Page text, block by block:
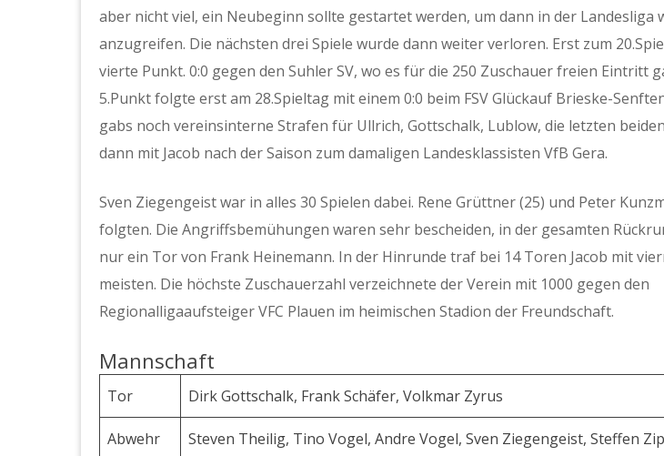
aber nicht viel, ein Neubeginn sollte gestartet werden, um dann in der Landesliga
anzugreifen. Die nächsten drei Spiele wurde dann weiter verloren. Erst zum
vierte Punkt. 0:0 gegen den Suhler SV, wo es für die 250 Zuschauer freien Eintritt
5.Punkt folgte erst am 28.Spieltag mit einem 0:0 beim FSV Glückauf Brieske-
gabs noch vereinsinterne Strafen für Ullrich, Gottschalk, Lublow, die letzten
dann mit Jacob nach der Saison zum damaligen Landesklassisten VfB Gera.
Sven Ziegengeist war in alles 30 Spielen dabei. Rene Grüttner (25) und Peter
folgten. Die Angriffsbemühungen waren sehr bescheiden, in der gesamten
nur ein Tor von Frank Heinemann. In der Hinrunde traf bei 14 Toren Jacob mit
meisten. Die höchste Zuschauerzahl verzeichnete der Verein mit 1000 gegen den
Regionalligaaufsteiger VFC Plauen im heimischen Stadion der Freundschaft.
Mannschaft
Tor Dirk Gottschalk, Frank Schäfer, Volkmar Zyrus
Abwehr Steven Theilig, Tino Vogel, Andre Vogel, Sven Ziegengeist, Steffen